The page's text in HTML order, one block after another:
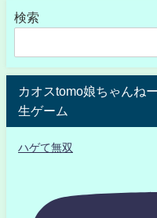
検索
カオスtomo娘ちゃんね
生ゲーム
ハゲて無双